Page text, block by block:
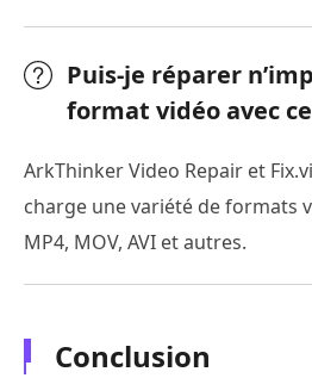
Puis-je réparer
format vidéo avec
ArkThinker Video Repair et
charge une variété de formats
MP4, MOV, AVI et autres.
Conclusion